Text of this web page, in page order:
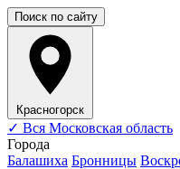
Поиск по сайту
Красногорск
✓ Вся Московская область
Города
Балашиха Бронницы